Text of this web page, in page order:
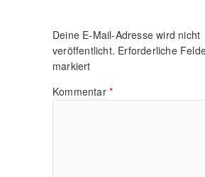
Deine E-Mail-Adresse wird nicht
veröffentlicht. Erforderliche
markiert
Kommentar *